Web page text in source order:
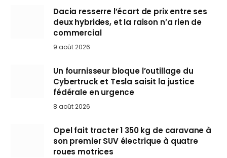
Dacia resserre l’écart de prix entre ses
deux hybrides, et la raison n’a rien de
commercial
9 août 2026
Un fournisseur bloque l’outillage du
Cybertruck et Tesla saisit la justice
fédérale en urgence
8 août 2026
Opel fait tracter 1 350 kg de caravane à
son premier SUV électrique à quatre
roues motrices